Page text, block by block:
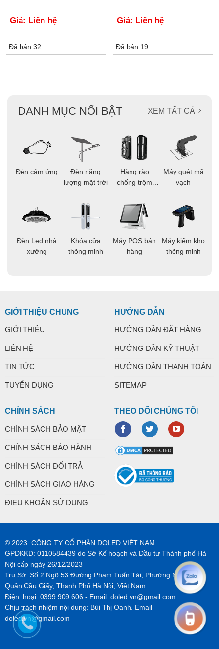
Giá: Liên hệ
Đã bán 32
Giá: Liên hệ
Đã bán 19
DANH MỤC NỔI BẬT XEM TẤT CẢ
Đèn cảm ứng
Đèn Led nhà
xưởng
Đèn năng
lượng mặt trời
Khóa cửa
thông minh
Hàng rào
chống trộm
Máy POS bán
hàng
Máy quét mã
vạch
Máy kiểm kho
thông minh
GIỚI THIỆU CHUNG
GIỚI THIỆU
LIÊN HỆ
TIN TỨC
TUYỂN DỤNG
HƯỚNG DẪN
HƯỚNG DẪN ĐẶT HÀNG
HƯỚNG DẪN KỸ THUẬT
HƯỚNG DẪN THANH TOÁN
SITEMAP
CHÍNH SÁCH
CHÍNH SÁCH BẢO MẬT
CHÍNH SÁCH BẢO HÀNH
CHÍNH SÁCH ĐỔI TRẢ
CHÍNH SÁCH GIAO HÀNG
ĐIỀU KHOẢN SỬ DỤNG
THEO DÕI CHÚNG TÔI
© 2023. CÔNG TY CỔ PHẦN DOLED VIỆT NAM
GPDKKD: 0110584439 do Sở Kế hoạch và Đầu tư Thành phố Hà
Nội cấp ngày 26/12/2023
Trụ Sở: Số 2 Ngõ 53 Đường Phạm Tuấn Tài, Phường Nghĩa Tân,
Quận Cầu Giấy, Thành Phố Hà Nội, Việt Nam
Điện thoại: 0399 909 606- Email: doled.vn@gmail.com
Chịu trách nhiệm nội dung: Bùi Thị Oanh. Email:
doled.vn@gmail.com